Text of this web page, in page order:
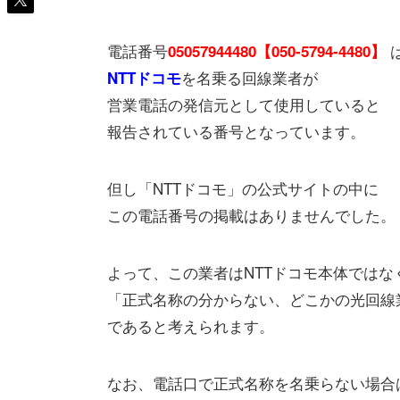
電話番号05057944480【050-5794-4480】
NTTドコモを名乗る回線業者が
営業電話の発信元として使用していると
報告されている番号となっています。
但し「NTTドコモ」の公式サイトの中に
この電話番号の掲載はありませんでした。
よって、この業者はNTTドコモ本体ではな
「正式名称の分からない、どこかの光回線
であると考えられます。
なお、電話口で正式名称を名乗らない場合